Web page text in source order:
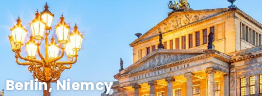
Berlin, Niemcy